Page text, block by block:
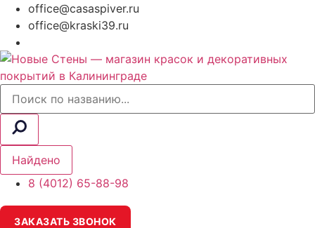
office@casaspiver.ru
office@kraski39.ru
Search
Найдено
8 (4012) 65-88-98
ЗАКАЗАТЬ ЗВОНОК